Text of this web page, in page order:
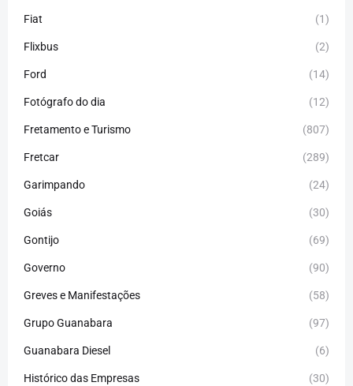
Fiat (1)
Flixbus (2)
Ford (14)
Fotógrafo do dia (12)
Fretamento e Turismo (807)
Fretcar (289)
Garimpando (24)
Goiás (30)
Gontijo (69)
Governo (90)
Greves e Manifestações (58)
Grupo Guanabara (97)
Guanabara Diesel (6)
Histórico das Empresas (30)